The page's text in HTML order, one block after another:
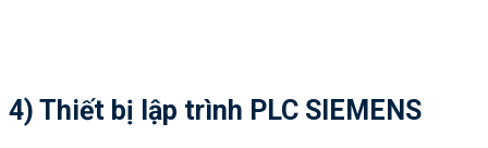
4) Thiết bị lập trình PLC SIEMENS